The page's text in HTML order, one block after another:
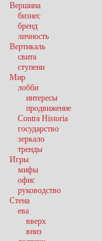
Вершина
бизнес
бренд
личность
Вертикаль
свита
ступени
Мир
лобби
интересы
продвижение
Contra Historia
государство
зеркало
тренды
Игры
мифы
офис
руководство
Стена
ева
вверх
вниз